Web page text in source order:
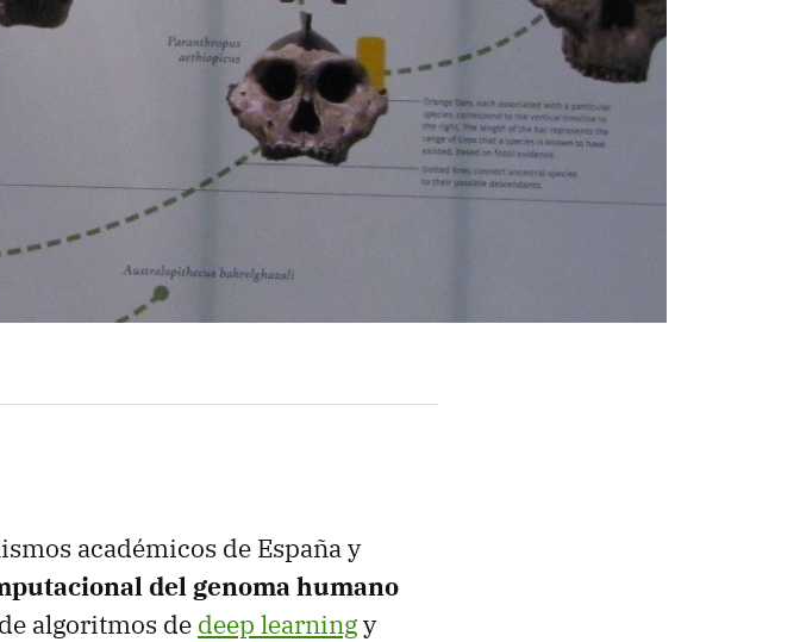
académicos de España y
del genoma humano
algoritmos de deep learningy